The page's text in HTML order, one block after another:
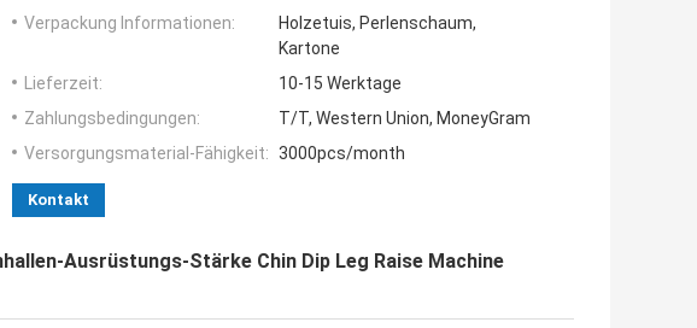
Verpackung Informationen:
Holzetuis, Perlenschaum,
Kartone
Lieferzeit:
10-15 Werktage
Zahlungsbedingungen:
T/T, Western Union, MoneyGram
Versorgungsmaterial-Fähigkeit: 3000pcs/month
Kontakt
Ausrüstungs-Stärke Chin Dip Leg Raise Machine